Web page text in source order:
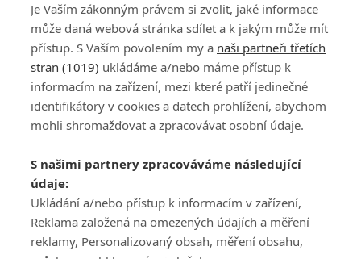
PŘIHLÁSIT
REGISTROVAT
DISKUZE
Šéfredaktorkou webu jePetr Slavík, e-mailserialy@fandimefilmu.cz
Máte-li zájem o inzerci na našem webu napište nám na e-mail
studio@koncal.com
Ochrana osobních údajů|Zásady používání cookies |Pravidla webu
Upravit nastavení soukromí
Je Vaším zákonným právem si zvolit, jaké informace
může daná webová stránka sdílet a k jakým může mít
přístup. S Vaším povolením my a naši partneři třetích
stran (1019) ukládáme a/nebo máme přístup k
informacím na zařízení, mezi které patří jedinečné
identifikátory v cookies a datech prohlížení, abychom
mohli shromažďovat a zpracovávat osobní údaje.
S našimi partnery zpracováváme následující
údaje:
Ukládání a/nebo přístup k informacím v zařízení,
Reklama založená na omezených údajích a měření
reklamy, Personalizovaný obsah, měření obsahu,